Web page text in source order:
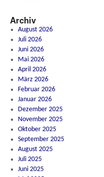
Archiv
August 2026
Juli 2026
Juni 2026
Mai 2026
April 2026
März 2026
Februar 2026
Januar 2026
Dezember 2025
November 2025
Oktober 2025
September 2025
August 2025
Juli 2025
Juni 2025